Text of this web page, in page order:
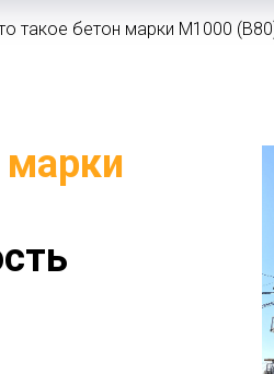
такое бетон марки М1000
марки